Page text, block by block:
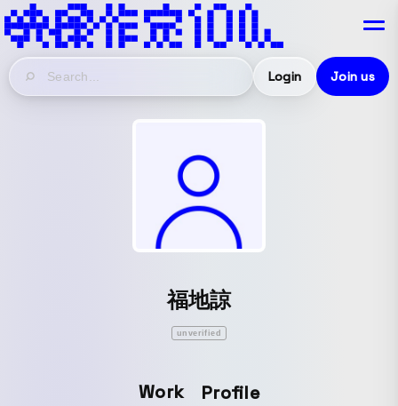
Login Join us
福地諒
unverified
Work Profile